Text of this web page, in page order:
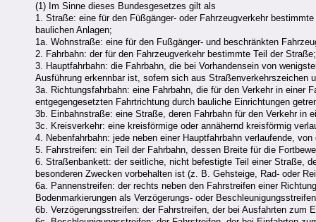
(1) Im Sinne dieses Bundesgesetzes gilt als
1. Straße: eine für den Füßgänger- oder Fahrzeugverkehr
baulichen Anlagen;
1a. Wohnstraße: eine für den Fußgänger- und beschränkten
2. Fahrbahn: der für den Fahrzeugverkehr bestimmte Teil der
3. Hauptfahrbahn: die Fahrbahn, die bei Vorhandensein von
Ausführung erkennbar ist, sofern sich aus Straßenverkehrszeichen
3a. Richtungsfahrbahn: eine Fahrbahn, die für den Verkehr in einer
entgegengesetzten Fahrtrichtung durch bauliche Einrichtungen
3b. Einbahnstraße: eine Straße, deren Fahrbahn für den Verkehr in
3c. Kreisverkehr: eine kreisförmige oder annähernd kreisförmig
4. Nebenfahrbahn: jede neben einer Hauptfahrbahn verlaufende,
5. Fahrstreifen: ein Teil der Fahrbahn, dessen Breite für die
6. Straßenbankett: der seitliche, nicht befestigte Teil einer Straße,
besonderen Zwecken vorbehalten ist (z. B. Gehsteige, Rad- oder
6a. Pannenstreifen: der rechts neben den Fahrstreifen einer
Bodenmarkierungen als Verzögerungs- oder
6b. Verzögerungsstreifen: der Fahrstreifen, der bei Ausfahrten zum